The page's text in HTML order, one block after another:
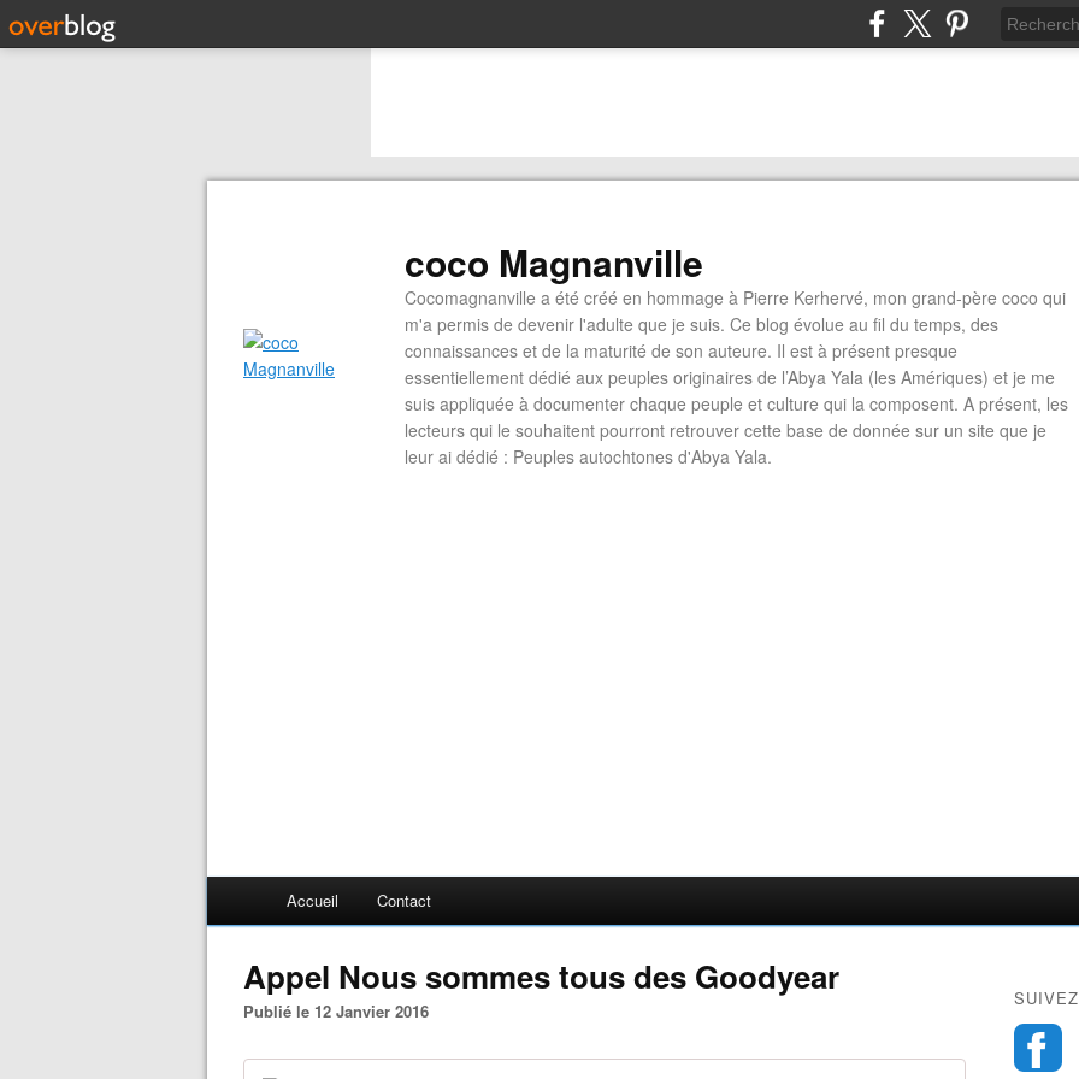
coco Magnanville
Cocomagnanville a été créé en hommage à Pierre Kerhervé, mon grand-père coco qui
m'a permis de devenir l'adulte que je suis. Ce blog évolue au fil du temps, des
connaissances et de la maturité de son auteure. Il est à présent presque
essentiellement dédié aux peuples originaires de l’Abya Yala (les Amériques) et je me
suis appliquée à documenter chaque peuple et culture qui la composent. A présent, les
lecteurs qui le souhaitent pourront retrouver cette base de donnée sur un site que je
leur ai dédié : Peuples autochtones d'Abya Yala.
Accueil Contact
Appel Nous sommes tous des Goodyear
Publié le 12 Janvier 2016